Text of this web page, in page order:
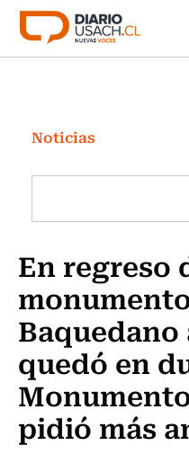
Click acá para ir
Investigación
Cultura
Programas Radio y
Noticias
En regreso
quedó en
pidió más